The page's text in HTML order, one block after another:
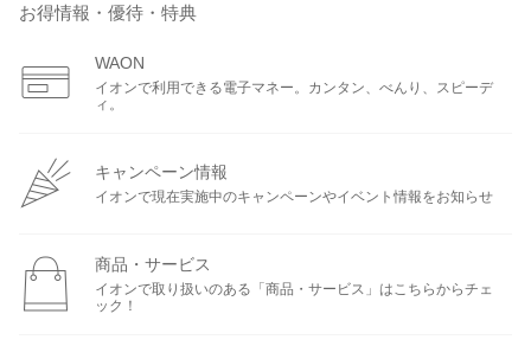
お得情報・優待・特典
WAON
イオンで利用できる電子マネー。カンタン、べんり、スピーデ
ィ。
キャンペーン情報
イオンで現在実施中のキャンペーンやイベント情報をお知らせ
商品・サービス
イオンで取り扱いのある「商品・サービス」はこちらからチェ
ック！